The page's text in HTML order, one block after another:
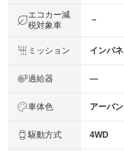
エコカー減
税対象車
－
ミッション インパ
過給器 ―
車体色 アーバ
駆動方式 4WD